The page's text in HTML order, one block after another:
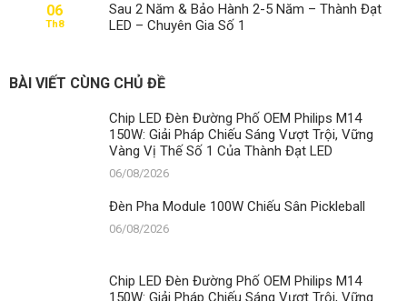
06
Th8
Sau 2 Năm & Bảo Hành 2-5 Năm – Thành Đạt
LED – Chuyên Gia Số 1
BÀI VIẾT CÙNG CHỦ ĐỀ
Chip LED Đèn Đường Phố OEM Philips M14
150W: Giải Pháp Chiếu Sáng Vượt Trội, Vững
Vàng Vị Thế Số 1 Của Thành Đạt LED
06/08/2026
Đèn Pha Module 100W Chiếu Sân Pickleball
06/08/2026
Chip LED Đèn Đường Phố OEM Philips M14
150W: Giải Pháp Chiếu Sáng Vượt Trội, Vững